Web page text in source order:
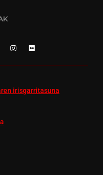
irisgarritasuna